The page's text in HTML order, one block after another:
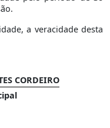
a veracidade desta
CORDEIRO